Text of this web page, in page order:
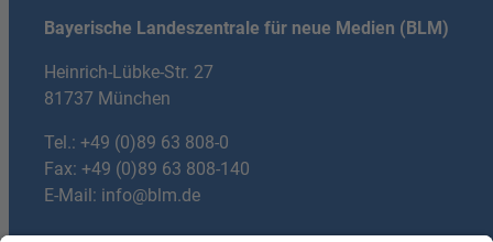
Bayerische Landeszentrale für neue Medien (BLM)
Heinrich-Lübke-Str. 27
81737 München
Tel.: +49 (0)89 63 808-0
Fax: +49 (0)89 63 808-140
E-Mail: info@blm.de